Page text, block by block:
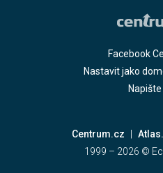
Facebook
Nastavit jako
Centrum.cz
1999 – 2026 ©